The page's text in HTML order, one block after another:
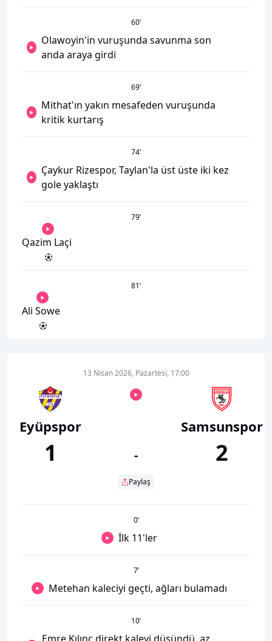
60’
Olawoyin'in vuruşunda savunma son
anda araya girdi
69’
Mithat'ın yakın mesafeden vuruşunda
kritik kurtarış
74’
Çaykur Rizespor, Taylan'la üst üste iki kez
gole yaklaştı
79’
Qazim Laçi
81’
Ali Sowe
Eyüpspor
1
13 Nisan 2026, Pazartesi, 17:00
-
Paylaş
Samsunspor
2
0’
İlk 11'ler
7’
Metehan kaleciyi geçti, ağları bulamadı
10’
Emre Kılınç direkt kaleyi düşündü, az